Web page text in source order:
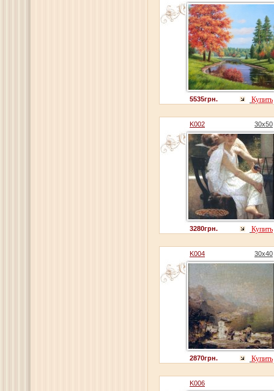
5535грн. Купить
K002 30x50
3280грн. Купить
K004 30x40
2870грн. Купить
K006